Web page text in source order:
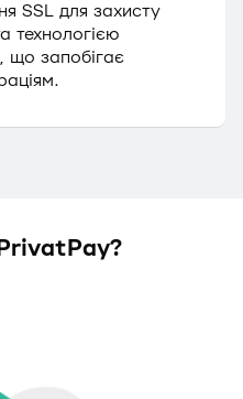
SSL для захисту
технологією
що запобігає